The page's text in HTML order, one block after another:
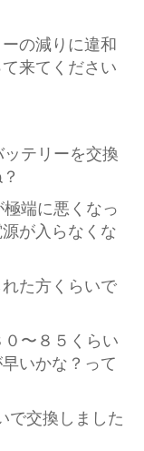
の減りに違和
来てください
テリーを交換
端に悪くなっ
が入らなくな
た方くらいで
〜８５くらい
いかな？って
で交換しました